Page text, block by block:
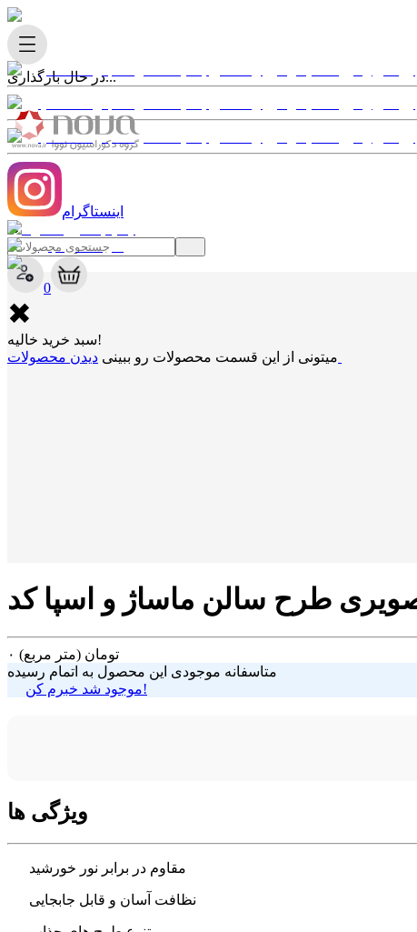
در حال بارگذاری...
✖
0
✖
سبد خرید خالیه!
میتونی از این قسمت محصولات رو ببینی
اینستاگرام
۰ تومان (متر مربع)
متاسفانه موجودی این محصول به اتمام رسیده
موجود شد خبرم کن!
ویژگی ها
مقاوم در برابر نور خورشید
نظافت آسان و قابل جابجایی